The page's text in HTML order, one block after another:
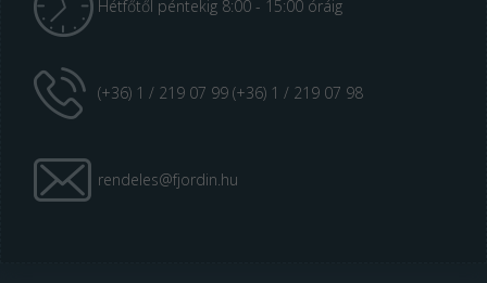
Hétfőtől péntekig 8:00 - 15:00 óráig
(+36) 1 / 219 07 99 (+36) 1 / 219 07 98
rendeles@fjordin.hu